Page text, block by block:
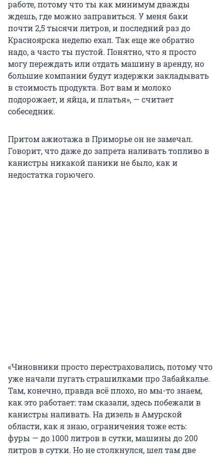
работе, потому что ты как минимум дважды
ждешь, где можно заправиться. У меня баки
почти 2,5 тысячи литров, и последний раз до
Красноярска неделю ехал. Так еще же обратно
надо, а часто ты пустой. Понятно, что я просто
могу переждать или отдать машину в аренду, но
большие компании будут издержки закладывать
в стоимость продукта. Вот вам и молоко
подорожает, и яйца, и платья», — считает
собеседник.
Притом ажиотажа в Приморье он не замечал.
Говорит, что даже до запрета наливать топливо в
канистры никакой паники не было, как и
недостатка горючего.
«Чиновники просто перестраховались, потому что
уже начали пугать страшилками про Забайкалье.
Там, конечно, правда всё плохо, но мы-то знаем,
как это работает: там сказали, здесь побежали в
канистры наливать. На дизель в Амурской
области, как я знаю, ограничения тоже есть:
фуры — до 1000 литров в сутки, машины до 200
литров в сутки. Но не столкнулся, шел там две